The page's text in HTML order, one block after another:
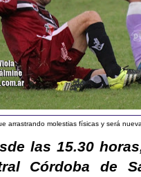
arrastrando molestias físicas y será
las 15.30
Córdoba de